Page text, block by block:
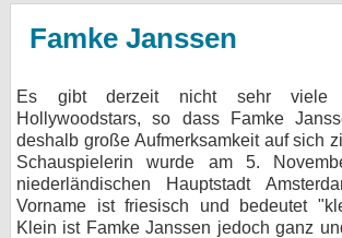
Famke Janssen
Es gibt derzeit nicht sehr viele
Hollywoodstars, so dass Famke
deshalb große Aufmerksamkeit auf sich
Schauspielerin wurde am 5.
niederländischen Hauptstadt
Vorname ist friesisch und bedeutet
Klein ist Famke Janssen jedoch ganz
KULTUR
Specials
SERVICE
Gewinnspiele